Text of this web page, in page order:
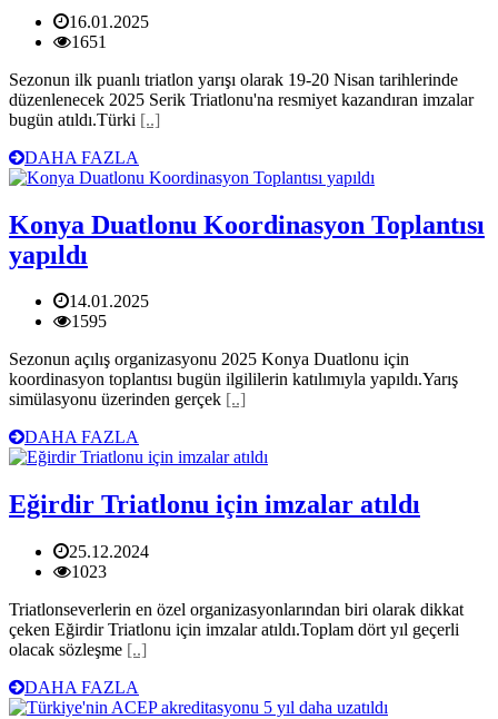
16.01.2025
1651
Sezonun ilk puanlı triatlon yarışı olarak 19-20 Nisan tarihlerinde
düzenlenecek 2025 Serik Triatlonu'na resmiyet kazandıran imzalar
bugün atıldı.Türki [..]
DAHA FAZLA
Konya Duatlonu Koordinasyon Toplantısı
yapıldı
14.01.2025
1595
Sezonun açılış organizasyonu 2025 Konya Duatlonu için
koordinasyon toplantısı bugün ilgililerin katılımıyla yapıldı.Yarış
simülasyonu üzerinden gerçek [..]
DAHA FAZLA
Eğirdir Triatlonu için imzalar atıldı
25.12.2024
1023
Triatlonseverlerin en özel organizasyonlarından biri olarak dikkat
çeken Eğirdir Triatlonu için imzalar atıldı.Toplam dört yıl geçerli
olacak sözleşme [..]
DAHA FAZLA